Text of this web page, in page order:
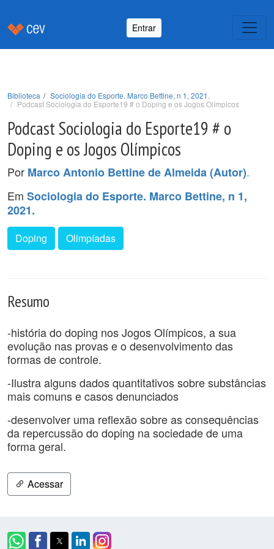
Entrar
Biblioteca
Sociologia do Esporte. Marco Bettine, n 1, 2021.
Podcast Sociologia do Esporte19 # o Doping e os Jogos Olímpicos
Podcast Sociologia do Esporte19 # o
Doping e os Jogos Olímpicos
Por Marco Antonio Bettine de Almeida (Autor).
Em Sociologia do Esporte. Marco Bettine, n 1,
2021.
Doping Olimpíadas
Resumo
-história do doping nos Jogos Olímpicos, a sua
evolução nas provas e o desenvolvimento das
formas de controle.
-Ilustra alguns dados quantitativos sobre substâncias
mais comuns e casos denunciados
-desenvolver uma reflexão sobre as consequências
da repercussão do doping na sociedade de uma
forma geral.
Acessar